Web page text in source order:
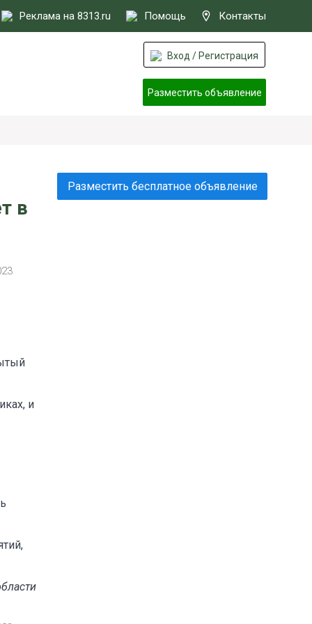
Реклама на 8313.ru Помощь Контакты
Вход / Регистрация
Разместить объявление
в
и
Разместить бесплатное объявление